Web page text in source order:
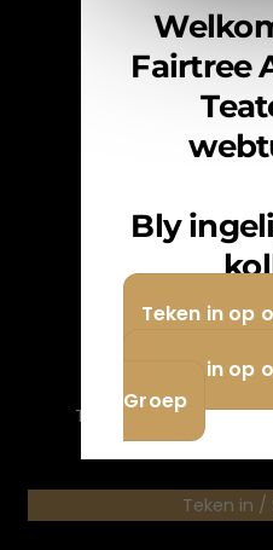
Fairtree
Bly
Teken in op
Teken in op
Groep
Oor
Teken in op ons
Teken in